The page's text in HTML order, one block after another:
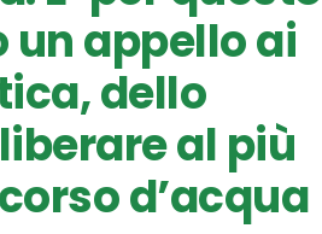
appello ai
dello
al più
d’acqua